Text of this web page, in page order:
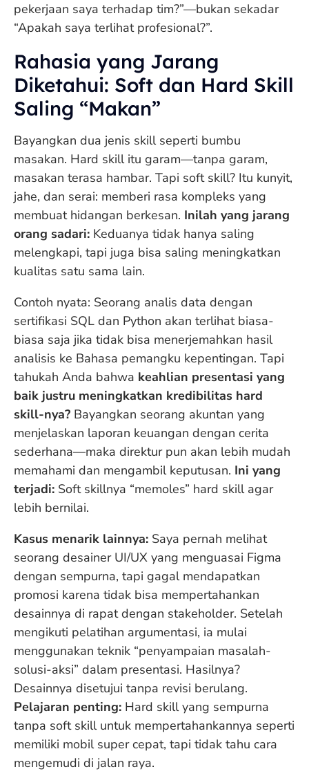
pekerjaan saya terhadap tim?”—bukan sekadar
“Apakah saya terlihat profesional?”.
Rahasia yang Jarang
Diketahui: Soft dan Hard Skill
Saling “Makan”
Bayangkan dua jenis skill seperti bumbu
masakan. Hard skill itu garam—tanpa garam,
masakan terasa hambar. Tapi soft skill? Itu kunyit,
jahe, dan serai: memberi rasa kompleks yang
membuat hidangan berkesan. Inilah yang jarang
orang sadari: Keduanya tidak hanya saling
melengkapi, tapi juga bisa saling meningkatkan
kualitas satu sama lain.
Contoh nyata: Seorang analis data dengan
sertifikasi SQL dan Python akan terlihat biasa-
biasa saja jika tidak bisa menerjemahkan hasil
analisis ke Bahasa pemangku kepentingan. Tapi
tahukah Anda bahwa keahlian presentasi yang
baik justru meningkatkan kredibilitas hard
skill-nya? Bayangkan seorang akuntan yang
menjelaskan laporan keuangan dengan cerita
sederhana—maka direktur pun akan lebih mudah
memahami dan mengambil keputusan. Ini yang
terjadi: Soft skillnya “memoles” hard skill agar
lebih bernilai.
Kasus menarik lainnya: Saya pernah melihat
seorang desainer UI/UX yang menguasai Figma
dengan sempurna, tapi gagal mendapatkan
promosi karena tidak bisa mempertahankan
desainnya di rapat dengan stakeholder. Setelah
mengikuti pelatihan argumentasi, ia mulai
menggunakan teknik “penyampaian masalah-
solusi-aksi” dalam presentasi. Hasilnya?
Desainnya disetujui tanpa revisi berulang.
Pelajaran penting: Hard skill yang sempurna
tanpa soft skill untuk mempertahankannya seperti
memiliki mobil super cepat, tapi tidak tahu cara
mengemudi di jalan raya.